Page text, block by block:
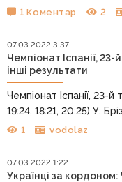
1 Коментар 2
07.03.2022 3:37
Чемпіонат Іспанії,
інші результати
Чемпіонат Іспанії, 23-й
19:24, 18:21, 20:25) У:
1 vodolaz
07.03.2022 1:22
Українці за